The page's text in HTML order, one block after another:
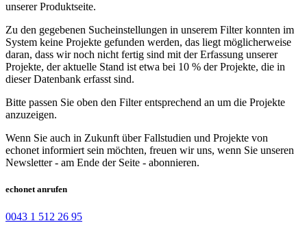
unserer Produktseite.
Zu den gegebenen Sucheinstellungen in unserem Filter konnten im
System keine Projekte gefunden werden, das liegt möglicherweise
daran, dass wir noch nicht fertig sind mit der Erfassung unserer
Projekte, der aktuelle Stand ist etwa bei 10 % der Projekte, die in
dieser Datenbank erfasst sind.
Bitte passen Sie oben den Filter entsprechend an um die Projekte
anzuzeigen.
Wenn Sie auch in Zukunft über Fallstudien und Projekte von
echonet informiert sein möchten, freuen wir uns, wenn Sie unseren
Newsletter - am Ende der Seite - abonnieren.
echonet anrufen
0043 1 512 26 95